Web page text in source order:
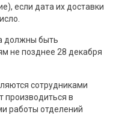
если дата их доставки
должны быть
не позднее 28 декабря
сотрудниками
производиться в
работы отделений